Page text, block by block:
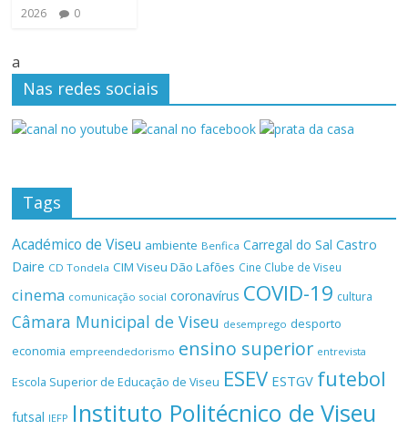
2026
0
a
Nas redes sociais
Tags
Académico de Viseu ambiente Benfica Carregal do Sal Castro
Daire CD Tondela CIM Viseu Dão Lafões Cine Clube de Viseu
cinema comunicação social coronavírus COVID-19 cultura
Câmara Municipal de Viseu desemprego desporto
economia empreendedorismo ensino superior entrevista
Escola Superior de Educação de Viseu ESEV ESTGV futebol
futsal IEFP Instituto Politécnico de Viseu